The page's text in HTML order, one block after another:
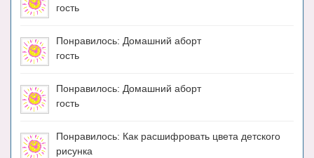
Сервис. Оценка роста и веса ребенка
Полезные ссылки
Опросы
НОВОСТИ ЛОПОТУНА
Блог Администратора
гость
Понравилось: Домашний аборт
гость
Понравилось: Домашний аборт
гость
Понравилось: Как расшифровать цвета детского
рисунка